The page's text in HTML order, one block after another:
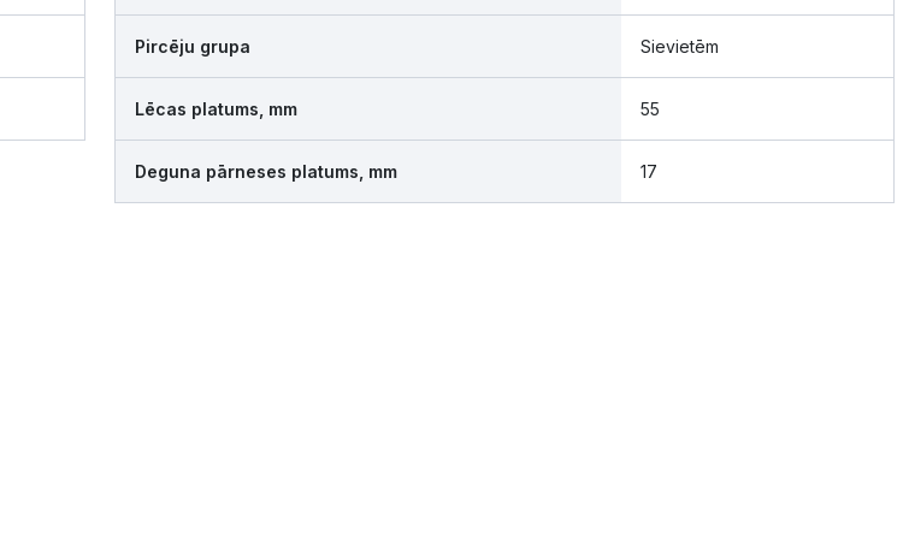
Pircēju grupa Sievietēm
Lēcas platums, mm 55
Deguna pārneses platums, mm 17